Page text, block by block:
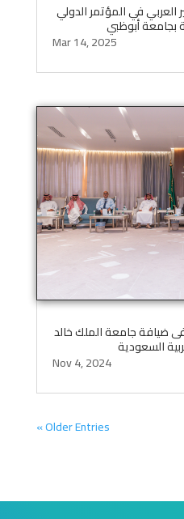
العربي في المؤتمر الدولي
بجامعة أبوظبي
Mar 14, 2025
ضيافة جامعة الملك خالد
السعودية
Nov 4, 2024
« Older Entries